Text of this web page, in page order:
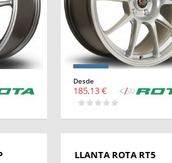
Desde
185,13 €
LLANTA ROTA RT5